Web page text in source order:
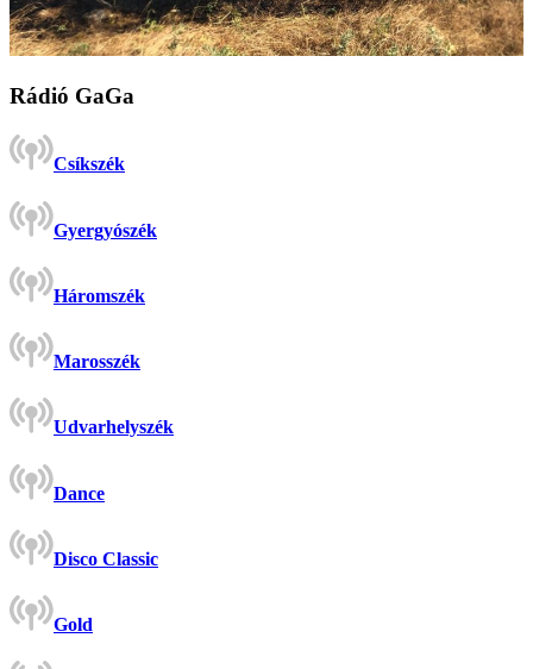
Rádió GaGa
Csíkszék
Gyergyószék
Háromszék
Marosszék
Udvarhelyszék
Dance
Disco Classic
Gold